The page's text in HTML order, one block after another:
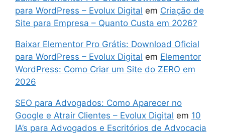
para WordPress – Evolux Digital em Criação de
Site para Empresa – Quanto Custa em 2026?
Baixar Elementor Pro Grátis: Download Oficial
para WordPress – Evolux Digital em Elementor
WordPress: Como Criar um Site do ZERO em
2026
SEO para Advogados: Como Aparecer no
Google e Atrair Clientes – Evolux Digital em 10
IA’s para Advogados e Escritórios de Advocacia